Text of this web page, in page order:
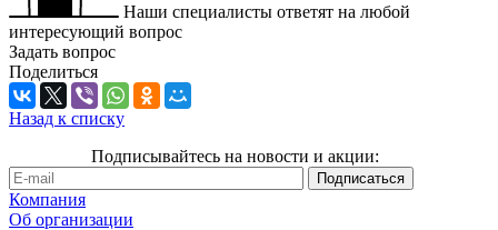
Наши специалисты ответят на любой
интересующий вопрос
Задать вопрос
Поделиться
Назад к списку
Подписывайтесь на новости и акции:
Компания
Об организации